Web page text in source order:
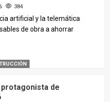
384
artificial y la telemática
de obra a ahorrar
de